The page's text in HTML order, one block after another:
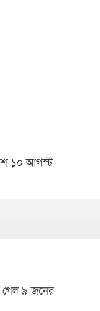
১০ আগস্ট
গেল ৯ জনের